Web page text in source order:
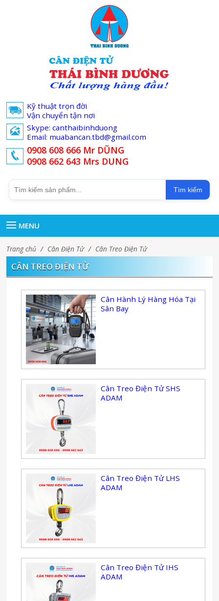
Kỹ thuật trọn đời
Vận chuyển tận nơi
Skype: canthaibinhduong
Email: muabancan.tbd@gmail.com
0908 608 666 Mr DŨNG
0908 662 643 Mrs DUNG
Tìm kiếm
MENU
Trang chủ / Cân Điện Tử / Cân Treo Điện Tử
CÂN TREO ĐIỆN TỬ
Cân Hành Lý Hàng Hóa Tại
Sân Bay
Cân Treo Điện Tử SHS
ADAM
Cân Treo Điện Tử LHS
ADAM
Cân Treo Điện Tử IHS
ADAM